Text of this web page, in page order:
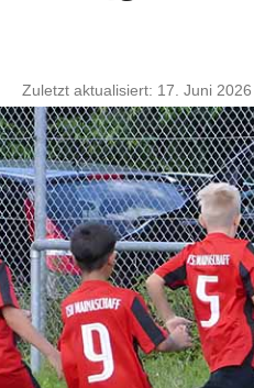
Zuletzt aktualisiert: 17. Juni 2026